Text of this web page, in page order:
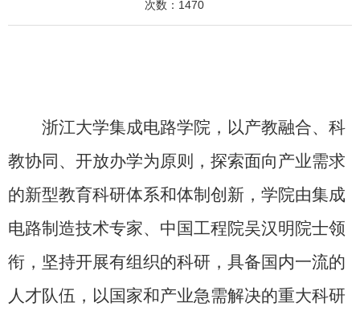
次数： 1470
浙江大学集成电路学院，以产教融合、科
教协同、开放办学为原则，探索面向产业需求
的新型教育科研体系和体制创新，学院由集成
电路制造技术专家、中国工程院吴汉明院士领
衔，坚持开展有组织的科研，具备国内一流的
人才队伍，以国家和产业急需解决的重大科研